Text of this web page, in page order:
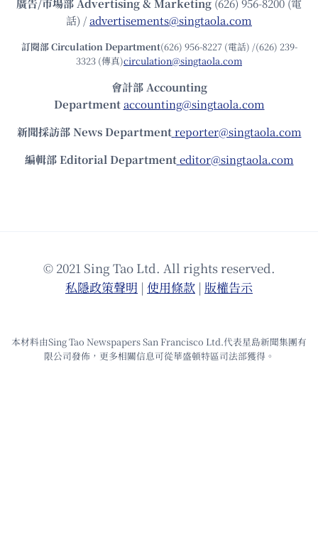
廣告/市場部Advertising & Marketing (626) 956-8200 (電
話) /advertisements@singtaola.com
訂閱部 Circulation Department(626) 956-8227 (電話) /(626) 239-
3323 (傳真)circulation@singtaola.com
會計部 Accounting
Department accounting@singtaola.com
新聞採訪部 News Department reporter@singtaola.com
編輯部 Editorial Department editor@singtaola.com
© 2021 Sing Tao Ltd. All rights reserved.
私隱政策聲明 | 使⽤條款 | 版權告⽰
本材料由Sing Tao Newspapers San Francisco Ltd.代表星島新聞集團有
限公司發佈，更多相關信息可從華盛頓特區司法部獲得。